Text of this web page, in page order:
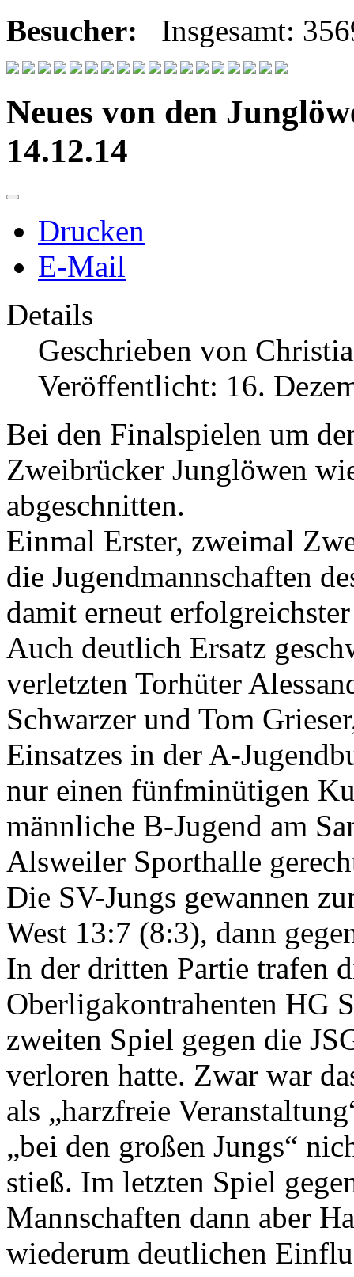
Besucher: Insgesamt:
Neues von den
14.12.14
Drucken
E-Mail
Details
Geschrieben von
Veröffentlicht: 16.
Bei den Finalspielen um
Zweibrücker Junglöwen
abgeschnitten.
Einmal Erster, zweimal
die Jugendmannschaften
damit erneut
Auch deutlich Ersatz
verletzten Torhüter
Schwarzer und Tom
Einsatzes in der A-
nur einen fünfminütigen
männliche B-Jugend am
Alsweiler Sporthalle
Die SV-Jungs gewannen
West 13:7 (8:3), dann
In der dritten Partie trafen
Oberligakontrahenten HG
zweiten Spiel gegen die
verloren hatte. Zwar war
als „harzfreie
„bei den großen Jungs“
stieß. Im letzten Spiel
Mannschaften dann aber
wiederum deutlichen